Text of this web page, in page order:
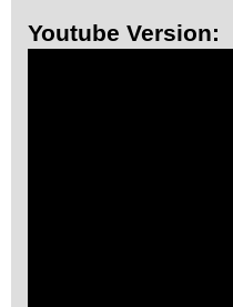
Youtube Version: